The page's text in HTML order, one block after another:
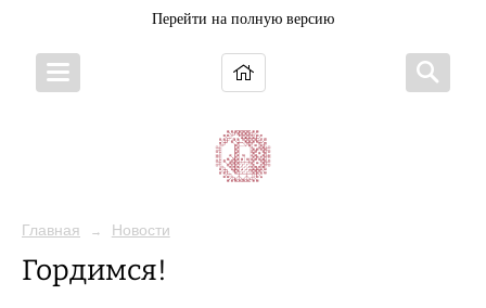
Перейти на полную версию
Главная → Новости
Гордимся!